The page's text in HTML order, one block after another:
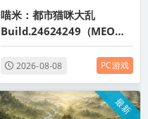
开放世界
喵米：都市猫咪大乱
Build.24624249（MEOW
MI City Cat Chaos）免安
装中文版
2026-08-08 PC游戏
最新